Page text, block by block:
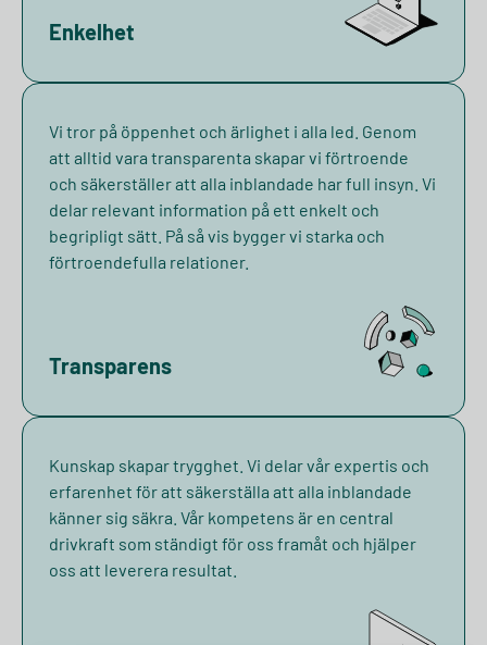
Enkelhet
Vi tror på öppenhet och ärlighet i alla led. Genom
att alltid vara transparenta skapar vi förtroende
och säkerställer att alla inblandade har full insyn. Vi
delar relevant information på ett enkelt och
begripligt sätt. På så vis bygger vi starka och
förtroendefulla relationer.
Transparens
Kunskap skapar trygghet. Vi delar vår expertis och
erfarenhet för att säkerställa att alla inblandade
känner sig säkra. Vår kompetens är en central
drivkraft som ständigt för oss framåt och hjälper
oss att leverera resultat.